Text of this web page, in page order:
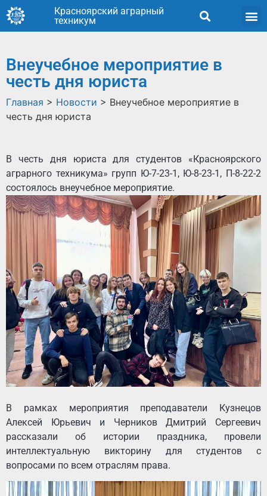
Красноярский аграрный
техникум
Внеучебное мероприятие в
честь дня юриста
Главная > Новости > Внеучебное мероприятие в
честь дня юриста
В честь дня юриста для студентов «Красноярского
аграрного техникума» групп Ю-7-23-1, Ю-8-23-1, П-8-22-2
состоялось внеучебное мероприятие.
В рамках мероприятия преподаватели Кузнецов
Алексей Юрьевич и Черников Дмитрий Сергеевич
рассказали об истории праздника, провели
интеллектуальную викторину для студентов с
вопросами по всем отраслям права.